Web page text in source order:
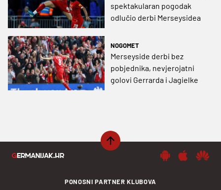
spektakularan pogodak
odlučio derbi Merseysidea
NOGOMET
Merseyside derbi bez
pobjednika, nevjerojatni
golovi Gerrarda i Jagielke
PONOSNI PARTNER KLUBOVA